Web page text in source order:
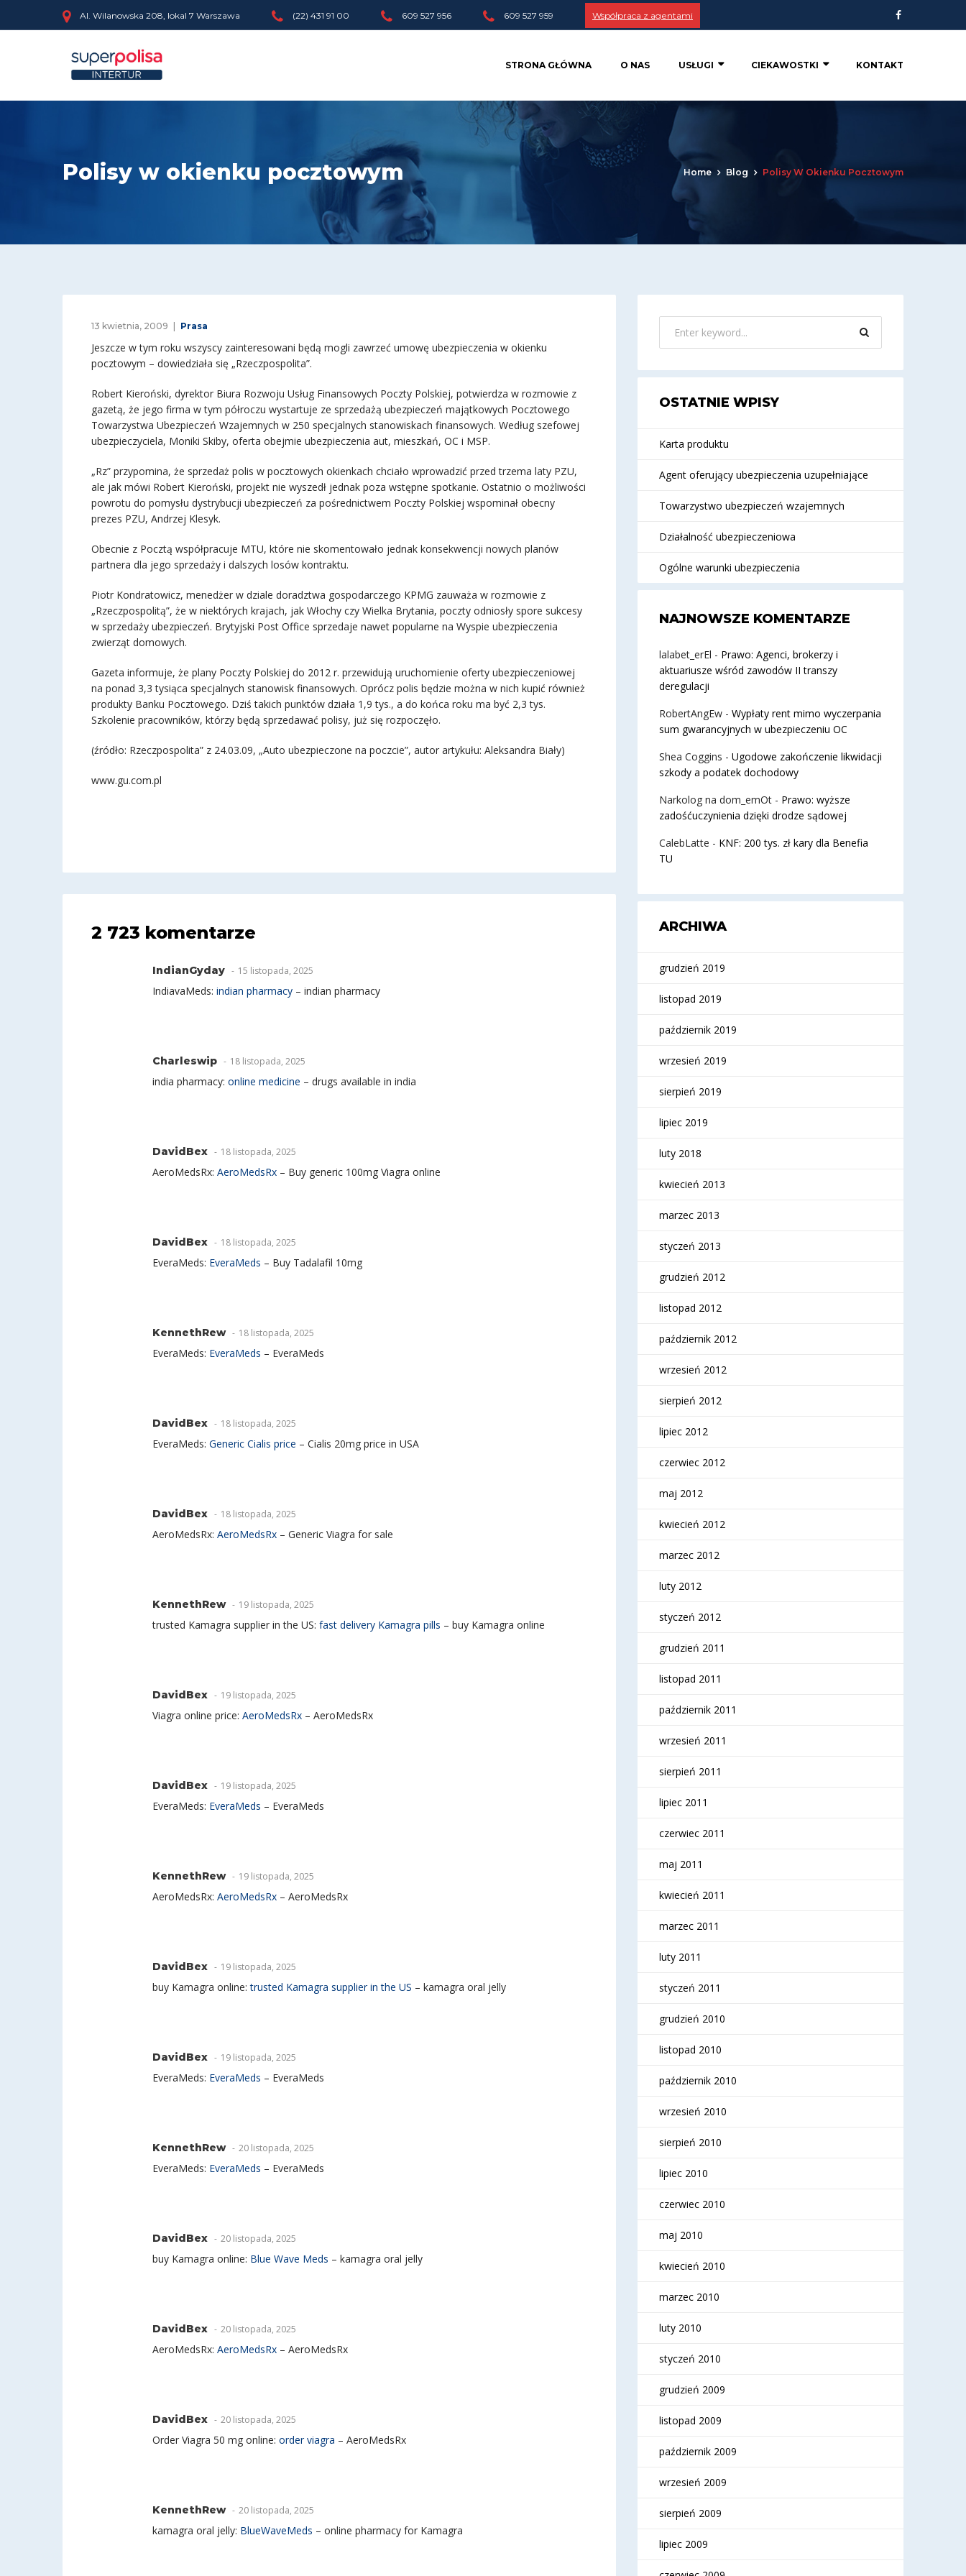
Al. Wilanowska 208, lokal 7 Warszawa (22) 431 91 00 609 527 956 609 527 959 Współpraca z agentami
STRONA GŁÓWNA O NAS USŁUGI CIEKAWOSTKI KONTAKT
Polisy w okienku pocztowym Home Blog Polisy W Okienku Pocztowym
13 kwietnia, 2009 Prasa
Jeszcze w tym roku wszyscy zainteresowani będą mogli zawrzeć umowę ubezpieczenia w okienku
pocztowym – dowiedziała się „Rzeczpospolita”.
Robert Kieroński, dyrektor Biura Rozwoju Usług Finansowych Poczty Polskiej, potwierdza w rozmowie z
gazetą, że jego firma w tym półroczu wystartuje ze sprzedażą ubezpieczeń majątkowych Pocztowego
Towarzystwa Ubezpieczeń Wzajemnych w 250 specjalnych stanowiskach finansowych. Według szefowej
ubezpieczyciela, Moniki Skiby, oferta obejmie ubezpieczenia aut, mieszkań, OC i MSP.
„Rz” przypomina, że sprzedaż polis w pocztowych okienkach chciało wprowadzić przed trzema laty PZU,
ale jak mówi Robert Kieroński, projekt nie wyszedł jednak poza wstępne spotkanie. Ostatnio o możliwości
powrotu do pomysłu dystrybucji ubezpieczeń za pośrednictwem Poczty Polskiej wspominał obecny
prezes PZU, Andrzej Klesyk.
Obecnie z Pocztą współpracuje MTU, które nie skomentowało jednak konsekwencji nowych planów
partnera dla jego sprzedaży i dalszych losów kontraktu.
Piotr Kondratowicz, menedżer w dziale doradztwa gospodarczego KPMG zauważa w rozmowie z
„Rzeczpospolitą”, że w niektórych krajach, jak Włochy czy Wielka Brytania, poczty odniosły spore sukcesy
w sprzedaży ubezpieczeń. Brytyjski Post Office sprzedaje nawet popularne na Wyspie ubezpieczenia
zwierząt domowych.
Gazeta informuje, że plany Poczty Polskiej do 2012 r. przewidują uruchomienie oferty ubezpieczeniowej
na ponad 3,3 tysiąca specjalnych stanowisk finansowych. Oprócz polis będzie można w nich kupić również
produkty Banku Pocztowego. Dziś takich punktów działa 1,9 tys., a do końca roku ma być 2,3 tys.
Szkolenie pracowników, którzy będą sprzedawać polisy, już się rozpoczęło.
(źródło: Rzeczpospolita” z 24.03.09, „Auto ubezpieczone na poczcie”, autor artykułu: Aleksandra Biały)
www.gu.com.pl
2 723 komentarze
IndianGyday 15 listopada, 2025
IndiavaMeds: indian pharmacy – indian pharmacy
Charleswip 18 listopada, 2025
india pharmacy: online medicine – drugs available in india
DavidBex 18 listopada, 2025
AeroMedsRx: AeroMedsRx – Buy generic 100mg Viagra online
DavidBex 18 listopada, 2025
EveraMeds: EveraMeds – Buy Tadalafil 10mg
KennethRew 18 listopada, 2025
EveraMeds: EveraMeds – EveraMeds
DavidBex 18 listopada, 2025
EveraMeds: Generic Cialis price – Cialis 20mg price in USA
DavidBex 18 listopada, 2025
AeroMedsRx: AeroMedsRx – Generic Viagra for sale
KennethRew 19 listopada, 2025
trusted Kamagra supplier in the US: fast delivery Kamagra pills – buy Kamagra online
DavidBex 19 listopada, 2025
Viagra online price: AeroMedsRx – AeroMedsRx
DavidBex 19 listopada, 2025
EveraMeds: EveraMeds – EveraMeds
KennethRew 19 listopada, 2025
AeroMedsRx: AeroMedsRx – AeroMedsRx
DavidBex 19 listopada, 2025
buy Kamagra online:trusted Kamagra supplier in the US – kamagra oral jelly
DavidBex 19 listopada, 2025
EveraMeds: EveraMeds – EveraMeds
KennethRew 20 listopada, 2025
EveraMeds: EveraMeds – EveraMeds
DavidBex 20 listopada, 2025
buy Kamagra online: Blue Wave Meds – kamagra oral jelly
DavidBex 20 listopada, 2025
AeroMedsRx: AeroMedsRx – AeroMedsRx
DavidBex 20 listopada, 2025
Order Viagra 50 mg online: order viagra – AeroMedsRx
KennethRew 20 listopada, 2025
kamagra oral jelly: BlueWaveMeds – online pharmacy for Kamagra
OSTATNIE WPISY
Karta produktu
Agent oferujący ubezpieczenia uzupełniające
Towarzystwo ubezpieczeń wzajemnych
Działalność ubezpieczeniowa
Ogólne warunki ubezpieczenia
NAJNOWSZE KOMENTARZE
lalabet_erEl - Prawo: Agenci, brokerzy i
aktuariusze wśród zawodów II transzy
deregulacji
RobertAngEw - Wypłaty rent mimo wyczerpania
sum gwarancyjnych w ubezpieczeniu OC
Shea Coggins - Ugodowe zakończenie likwidacji
szkody a podatek dochodowy
Narkolog na dom_emOt - Prawo: wyższe
zadośćuczynienia dzięki drodze sądowej
CalebLatte - KNF: 200 tys. zł kary dla Benefia
TU
ARCHIWA
grudzień 2019
listopad 2019
październik 2019
wrzesień 2019
sierpień 2019
lipiec 2019
luty 2018
kwiecień 2013
marzec 2013
styczeń 2013
grudzień 2012
listopad 2012
październik 2012
wrzesień 2012
sierpień 2012
lipiec 2012
czerwiec 2012
maj 2012
kwiecień 2012
marzec 2012
luty 2012
styczeń 2012
grudzień 2011
listopad 2011
październik 2011
wrzesień 2011
sierpień 2011
lipiec 2011
czerwiec 2011
maj 2011
kwiecień 2011
marzec 2011
luty 2011
styczeń 2011
grudzień 2010
listopad 2010
październik 2010
wrzesień 2010
sierpień 2010
lipiec 2010
czerwiec 2010
maj 2010
kwiecień 2010
marzec 2010
luty 2010
styczeń 2010
grudzień 2009
listopad 2009
październik 2009
wrzesień 2009
sierpień 2009
lipiec 2009